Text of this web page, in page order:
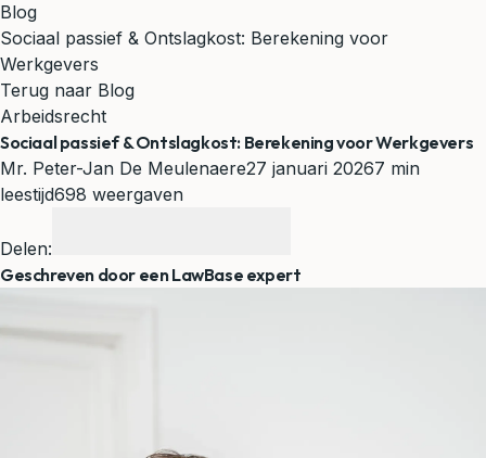
Blog
Sociaal passief & Ontslagkost: Berekening voor
Werkgevers
Terug naar Blog
Arbeidsrecht
Sociaal passief & Ontslagkost: Berekening voor Werkgevers
Mr. Peter-Jan De Meulenaere27 januari 20267 min
leestijd698 weergaven
Delen:
Geschreven door een LawBase expert